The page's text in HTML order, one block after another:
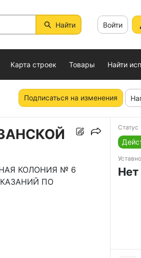
Найти Войти
Карта строек Товары Найти
Подписаться на изменения
КОЛОНИЯ № 6
ПО
Статус